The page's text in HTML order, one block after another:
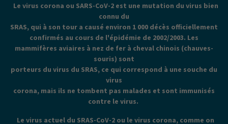
Le virus corona ou SARS-CoV-2 est une mutation du virus bien
connu du
SRAS, qui à son tour a causé environ 1 000 décès officiellement
confirmés au cours de l'épidémie de 2002/2003. Les
mammifères aviaires à nez de fer à cheval chinois (chauves-
souris) sont
porteurs du virus du SRAS, ce qui correspond à une souche du
virus
corona, mais ils ne tombent pas malades et sont immunisés
contre le virus.
Le virus actuel du SRAS-CoV-2 ou le virus corona, comme on